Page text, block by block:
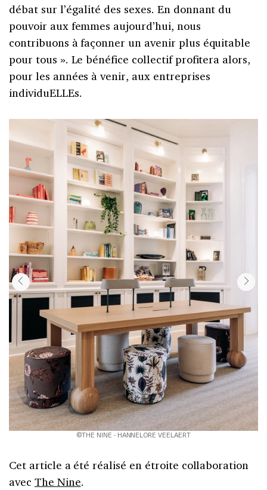
débat sur l’égalité des sexes. En donnant du
pouvoir aux femmes aujourd’hui, nous
contribuons à façonner un avenir plus équitable
pour tous ». Le bénéfice collectif profitera alors,
pour les années à venir, aux entreprises
individuELLEs.
©THE NINE - HANNELORE VEELAERT
Cet article a été réalisé en étroite collaboration
avec The Nine.